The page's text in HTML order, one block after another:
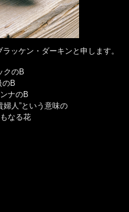
ッケン・ダーキンと申します。
クのB
のB
ナのB
婦人”という意味の
なる花